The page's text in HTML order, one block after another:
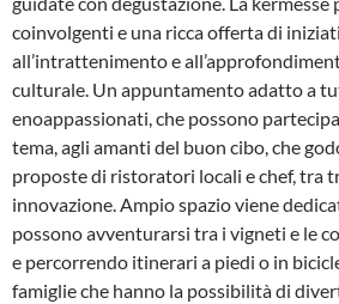
coinvolgenti e una ricca offerta di
all’intrattenimento e
culturale. Un appuntamento adatto a
enoappassionati, che possono
tema, agli amanti del buon cibo, che
proposte di ristoratori locali e chef, tra
innovazione. Ampio spazio viene
possono avventurarsi tra i vigneti e le
e percorrendo itinerari a piedi o in
famiglie che hanno la possibilità di